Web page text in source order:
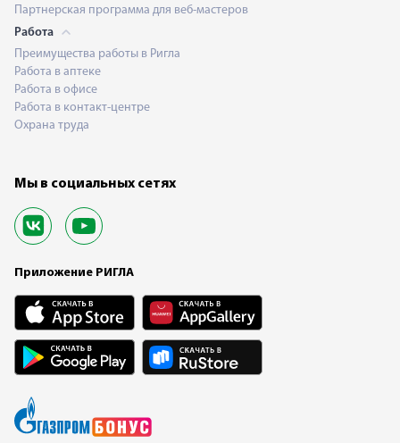
Партнерская программа для веб-мастеров
Работа
Преимущества работы в Ригла
Работа в аптеке
Работа в офисе
Работа в контакт-центре
Охрана труда
Мы в социальных сетях
Приложение РИГЛА